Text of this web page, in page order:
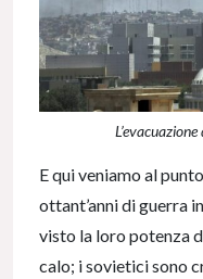
E qui veniamo al
ottant’anni di guerra
visto la loro potenza
calo; i sovietici sono